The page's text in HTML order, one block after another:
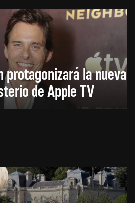
protagonizará la nueva
de Apple TV